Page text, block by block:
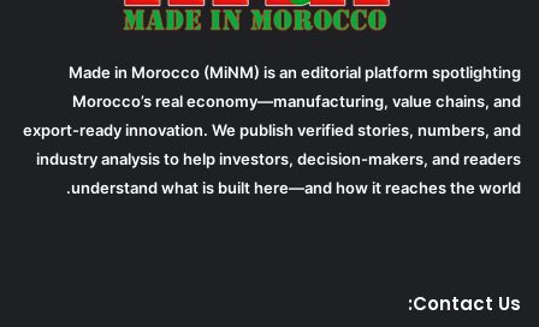
Made in Morocco (MiNM) is an editorial platform spotlighting
Morocco’s real economy—manufacturing, value chains, and
export-ready innovation. We publish verified stories, numbers, and
industry analysis to help investors, decision-makers, and readers
understand what is built here—and how it reaches the world.
Contact Us: